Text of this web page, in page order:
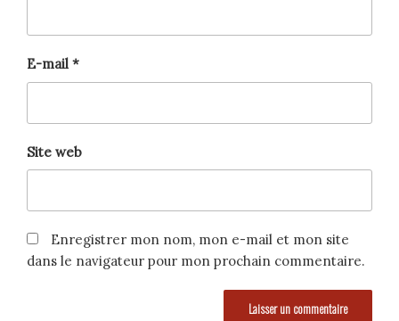
E-mail *
Site web
Enregistrer mon nom, mon e-mail et mon site
dans le navigateur pour mon prochain commentaire.